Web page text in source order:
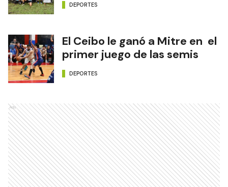
DEPORTES
El Ceibo le ganó a Mitre en el
primer juego de las semis
DEPORTES
Ads